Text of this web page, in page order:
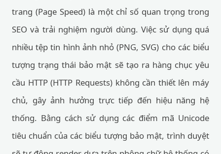
trang (Page Speed) là một chỉ số quan trọng trong
SEO và trải nghiệm người dùng. Việc sử dụng quá
nhiều tệp tin hình ảnh nhỏ (PNG, SVG) cho các biểu
tượng trạng thái bảo mật sẽ tạo ra hàng chục yêu
cầu HTTP (HTTP Requests) không cần thiết lên máy
chủ, gây ảnh hưởng trực tiếp đến hiệu năng hệ
thống. Bằng cách sử dụng các điểm mã Unicode
tiêu chuẩn của các biểu tượng bảo mật, trình duyệt